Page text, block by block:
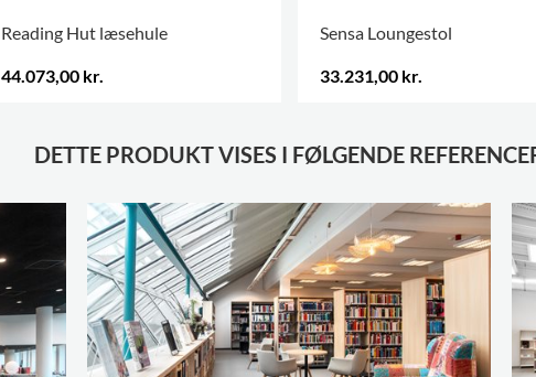
Reading Hut læsehule
44.073,00 kr.
Sensa Loungestol
33.231,00 kr.
DETTE PRODUKT VISES I FØLGENDE